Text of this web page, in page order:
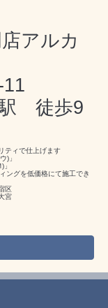
アルカ
駅 徒歩9
ティで仕上げます
)」
ングを低価格にて施工でき
区
宮